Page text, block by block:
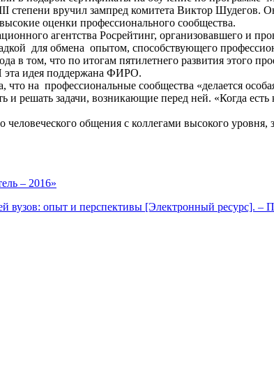
вручил зампред комитета Виктор Шудегов.
оценки профессионального сообщества.
агентства Росрейтинг, организовавшего и
для обмена опытом, способствующего
в том, что по итогам пятилетнего развития этого
эта идея поддержана ФИРО.
на профессиональные сообщества «делается
и решать задачи, возникающие перед ней. «Когда
общения с коллегами высокого
– 2016»
опыт и перспективы [Электронный ресурс]. –